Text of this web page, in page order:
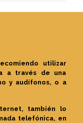
utilizar
a través de una
y audífonos, o a
también lo
telefónica, en